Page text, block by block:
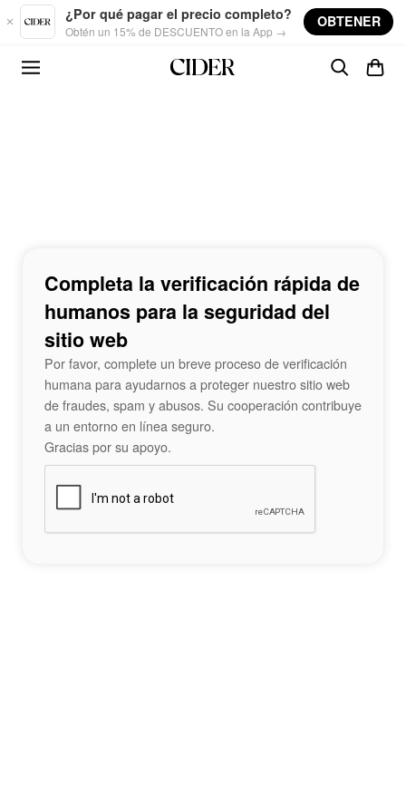
Skip to main content
¿Por qué pagar el precio completo?
Obtén un 15% de DESCUENTO en la App →
OBTENER
Completa la verificación rápida de
humanos para la seguridad del
sitio web
Por favor, complete un breve proceso de verificación
humana para ayudarnos a proteger nuestro sitio web
de fraudes, spam y abusos. Su cooperación contribuye
a un entorno en línea seguro.
Gracias por su apoyo.